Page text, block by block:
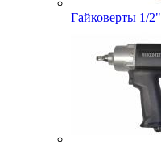
Гайковерты 1/2"